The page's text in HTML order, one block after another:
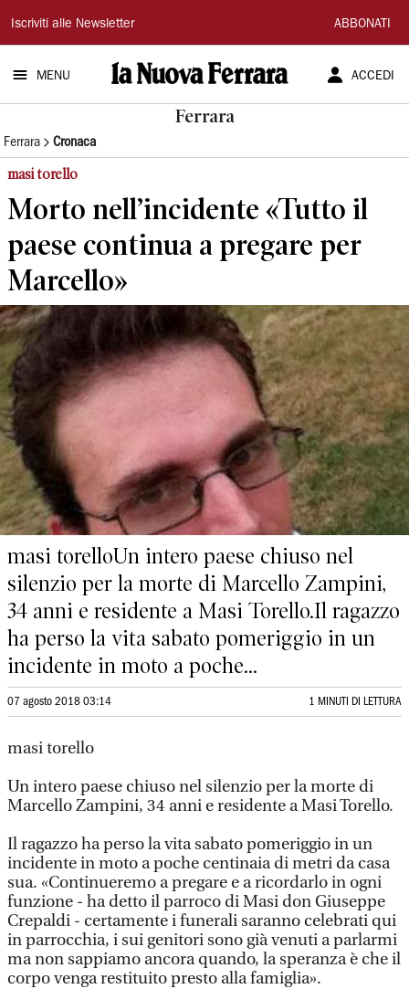
La
Nuova
Ferrara
Iscriviti alle Newsletter ABBONATI
MENU ACCEDI
Ferrara
Ferrara Cronaca
masi torello
Morto nell’incidente «Tutto il
paese continua a pregare per
Marcello»
masi torelloUn intero paese chiuso nel
silenzio per la morte di Marcello Zampini,
34 anni e residente a Masi Torello.Il ragazzo
ha perso la vita sabato pomeriggio in un
incidente in moto a poche...
07 agosto 2018 03:14 1 MINUTI DI LETTURA
masi torello
Un intero paese chiuso nel silenzio per la morte di
Marcello Zampini, 34 anni e residente a Masi Torello.
Il ragazzo ha perso la vita sabato pomeriggio in un
incidente in moto a poche centinaia di metri da casa
sua. «Continueremo a pregare e a ricordarlo in ogni
funzione - ha detto il parroco di Masi don Giuseppe
Crepaldi - certamente i funerali saranno celebrati qui
in parrocchia, i sui genitori sono già venuti a parlarmi
ma non sappiamo ancora quando, la speranza è che il
corpo venga restituito presto alla famiglia».